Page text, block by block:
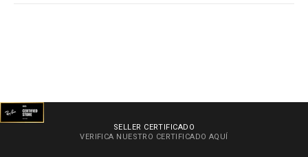
SELLER CERTIFICADO
VERIFICA NUESTRO CERTIFICADO AQUÍ